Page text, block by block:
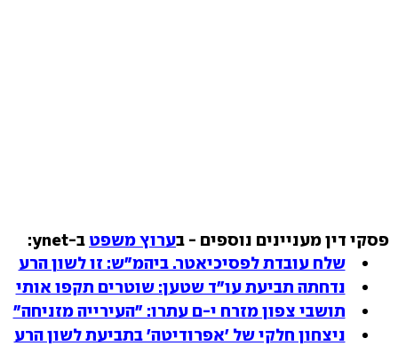
פסקי דין מעניינים נוספים - בערוץ משפט ב-ynet:
שלח עובדת לפסיכיאטר. ביהמ"ש: זו לשון הרע
נדחתה תביעת עו"ד שטען: שוטרים תקפו אותי
תושבי צפון מזרח י-ם עתרו: "העירייה מזניחה"
ניצחון חלקי של 'אפרודיטה' בתביעת לשון הרע